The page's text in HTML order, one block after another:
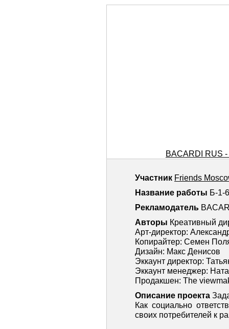
BACARDI RUS
Участник Friends
Название работы Б-1-
Рекламодатель
Авторы Креативный
Арт-директор:
Копирайтер: Семен
Дизайн: Макс Денисов
Эккаунт директор:
Эккаунт менеджер:
Продакшен: The
Описание проекта
Как социально
своих потребителей к